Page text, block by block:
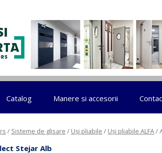
Sari la conținut
Catalog Manere si accesorii
/ Sisteme de glisare / Uși pliabile / Uși pliabile ALFA/
Stejar Alb